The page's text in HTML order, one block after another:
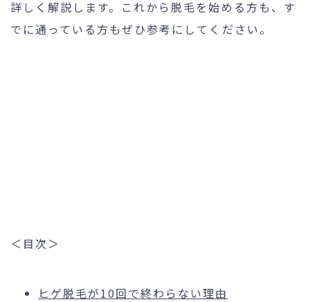
詳しく解説します。これから脱毛を始める方も、す
でに通っている方もぜひ参考にしてください。
＜目次＞
ヒゲ脱毛が10回で終わらない理由